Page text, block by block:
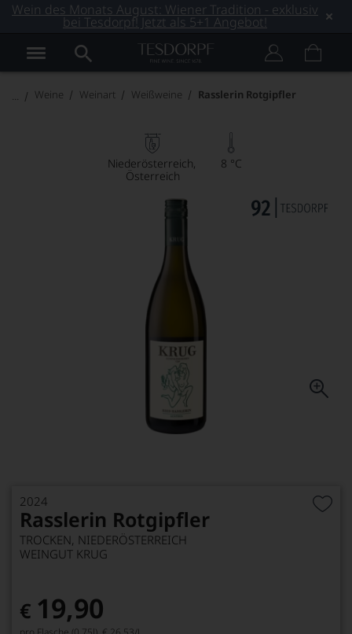
Wein des Monats August: Wiener Tradition - exklusiv
bei Tesdorpf! Jetzt als 5+1 Angebot!
Weine Weinart Weißweine Rasslerin Rotgipfler
Niederösterreich
Österreich
8 °C
2024
Rasslerin Rotgipfler
TROCKEN, NIEDERÖSTERREICH
WEINGUT KRUG
€ 19,90